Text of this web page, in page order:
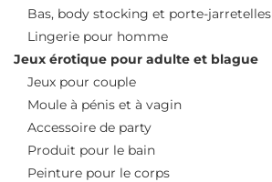
Bas, body stocking et porte-jarretelles
Lingerie pour homme
Jeux érotique pour adulte et blague
Jeux pour couple
Moule à pénis et à vagin
Accessoire de party
Produit pour le bain
Peinture pour le corps